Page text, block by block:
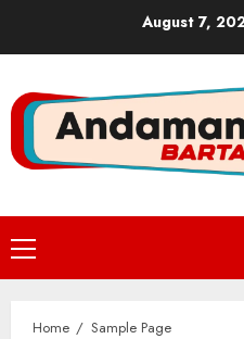
August 7,
Primary
Menu
Home Sample Page